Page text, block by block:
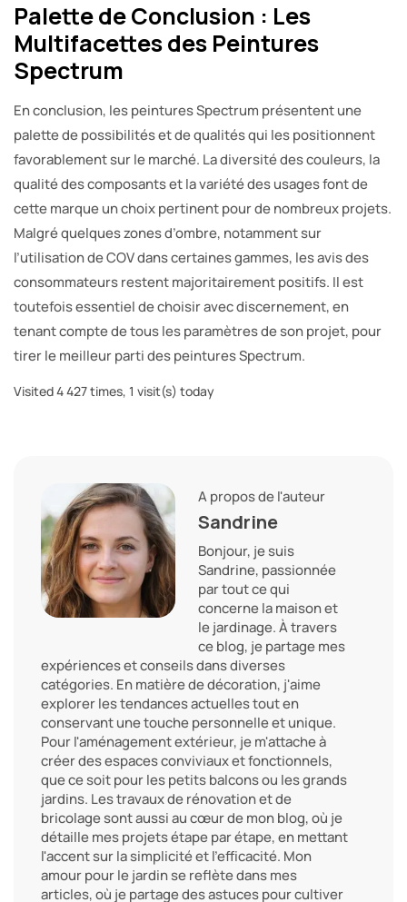
Palette de Conclusion : Les
Multifacettes des Peintures
Spectrum
En conclusion, les peintures Spectrum présentent une
palette de possibilités et de qualités qui les positionnent
favorablement sur le marché. La diversité des couleurs, la
qualité des composants et la variété des usages font de
cette marque un choix pertinent pour de nombreux projets.
Malgré quelques zones d’ombre, notamment sur
l’utilisation de COV dans certaines gammes, les avis des
consommateurs restent majoritairement positifs. Il est
toutefois essentiel de choisir avec discernement, en
tenant compte de tous les paramètres de son projet, pour
tirer le meilleur parti des peintures Spectrum.
Visited 4 427 times, 1 visit(s) today
A propos de l'auteur
Sandrine
Bonjour, je suis
Sandrine, passionnée
par tout ce qui
concerne la maison et
le jardinage. À travers
ce blog, je partage mes
expériences et conseils dans diverses
catégories. En matière de décoration, j'aime
explorer les tendances actuelles tout en
conservant une touche personnelle et unique.
Pour l'aménagement extérieur, je m'attache à
créer des espaces conviviaux et fonctionnels,
que ce soit pour les petits balcons ou les grands
jardins. Les travaux de rénovation et de
bricolage sont aussi au cœur de mon blog, où je
détaille mes projets étape par étape, en mettant
l'accent sur la simplicité et l'efficacité. Mon
amour pour le jardin se reflète dans mes
articles, où je partage des astuces pour cultiver